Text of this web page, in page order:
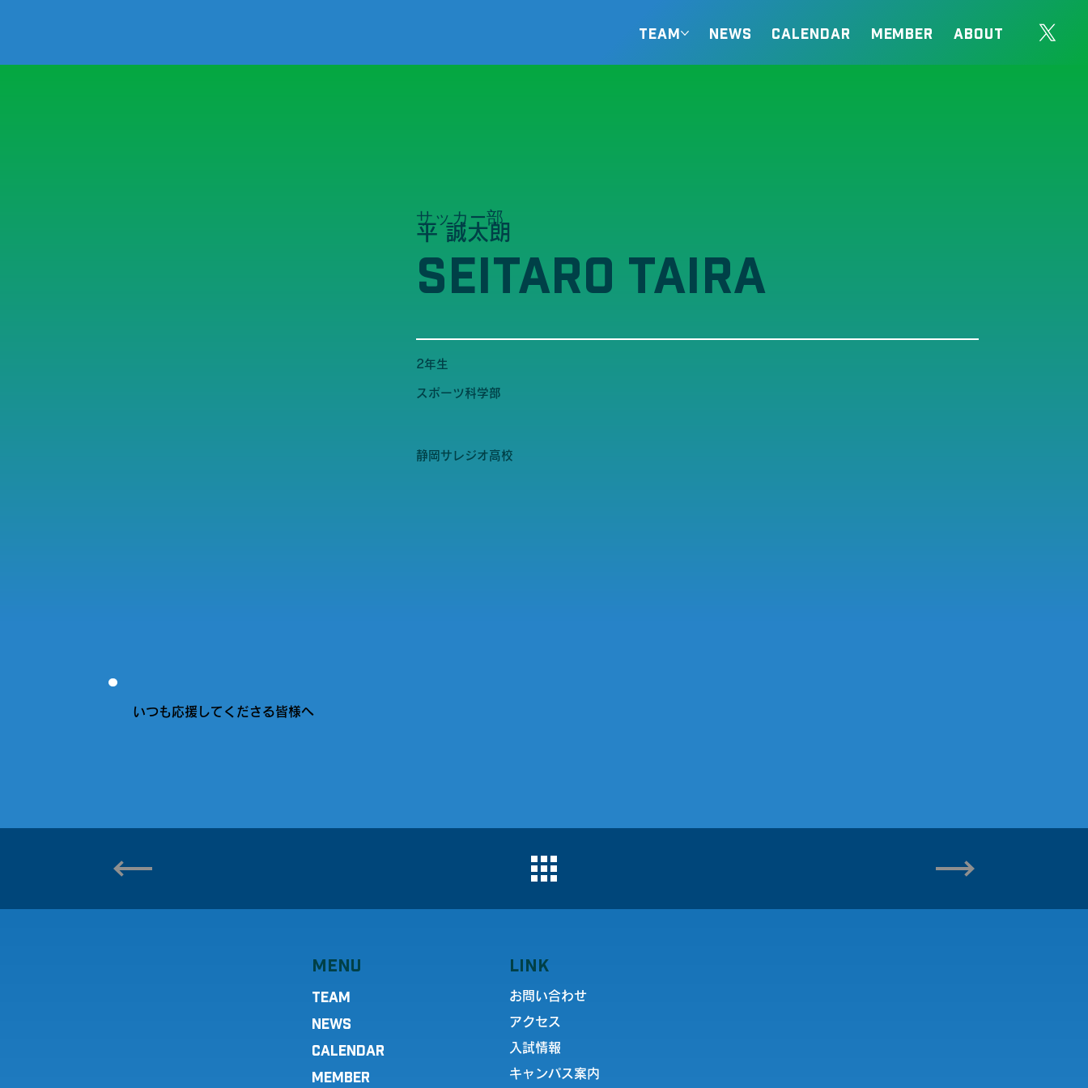
TEAM NEWS CALENDAR MEMBER ABOUT
サッカー部
平 誠太朗
SEITARO TAIRA
2年生
スポーツ科学部
静岡サレジオ高校
いつも応援してくださる皆様へ
MENU
TEAM
NEWS
CALENDAR
MEMBER
LINK
お問い合わせ
アクセス
入試情報
キャンパス案内